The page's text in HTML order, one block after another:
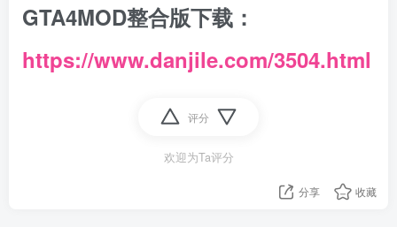
GTA4MOD整合版下载：
https://www.danjile.com/3504.html
评分
欢迎为Ta评分
分享 收藏